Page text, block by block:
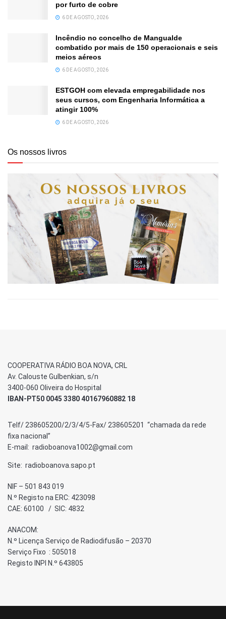
por furto de cobre
6 DE AGOSTO, 2026
Incêndio no concelho de Mangualde
combatido por mais de 150 operacionais e seis
meios aéreos
6 DE AGOSTO, 2026
ESTGOH com elevada empregabilidade nos
seus cursos, com Engenharia Informática a
atingir 100%
6 DE AGOSTO, 2026
Os nossos livros
COOPERATIVA RÁDIO BOA NOVA, CRL
Av. Calouste Gulbenkian, s/n
3400-060 Oliveira do Hospital
IBAN-PT50 0045 3380 40167960882 18
Telf/ 238605200/2/3/4/5-Fax/ 238605201 “chamada da rede
fixa nacional”
E-mail: radioboanova1002@gmail.com
Site: radioboanova.sapo.pt
NIF – 501 843 019
N.º Registo na ERC: 423098
CAE: 60100 / SIC: 4832
ANACOM:
N.º Licença Serviço de Radiodifusão – 20370
Serviço Fixo : 505018
Registo INPI N.º 643805